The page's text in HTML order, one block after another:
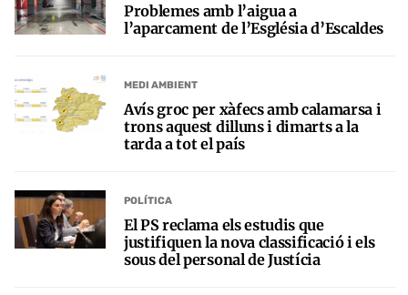
Problemes amb l’aigua a
l’aparcament de l’Església d’Escaldes
MEDI AMBIENT
Avís groc per xàfecs amb calamarsa i
trons aquest dilluns i dimarts a la
tarda a tot el país
POLÍTICA
El PS reclama els estudis que
justifiquen la nova classificació i els
sous del personal de Justícia